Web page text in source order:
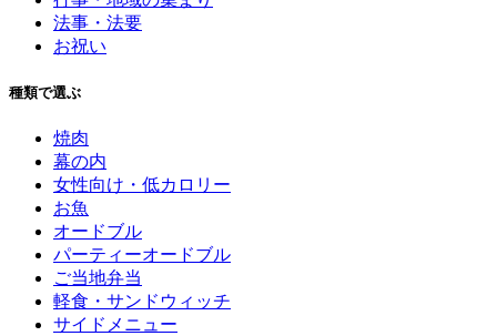
法事・法要
お祝い
種類で選ぶ
焼肉
幕の内
女性向け・低カロリー
お魚
オードブル
パーティーオードブル
ご当地弁当
軽食・サンドウィッチ
サイドメニュー